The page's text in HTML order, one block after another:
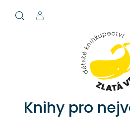
Knihy pro